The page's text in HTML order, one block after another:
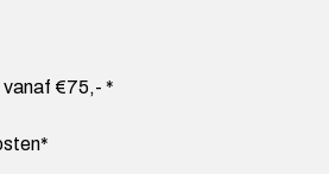
vanaf €75,- *